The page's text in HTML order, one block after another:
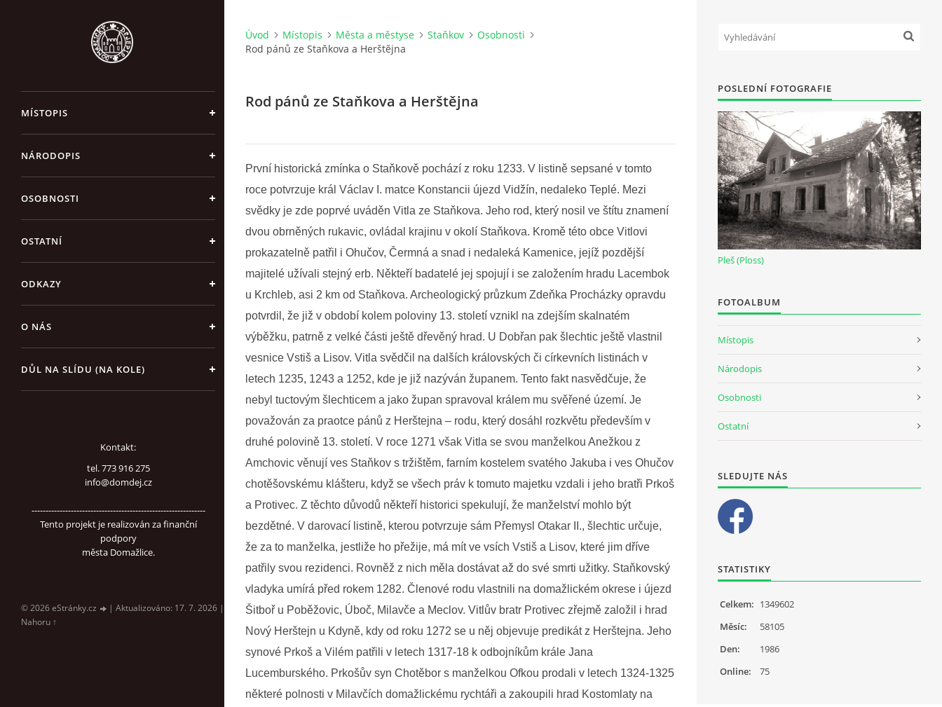
MÍSTOPIS
NÁRODOPIS
OSOBNOSTI
OSTATNÍ
ODKAZY
O NÁS
DŮL NA SLÍDU (NA KOLE)
Kontakt:
tel. 773 916 275
info@domdej.cz
--------------------------------------------------------------
Tento projekt je realizován za finanční
podpory
města Domažlice.
© 2026 eStránky.cz | Aktualizováno: 17. 7. 2026 |
Nahoru ↑
Úvod Místopis Města a městyse Staňkov
Osobnosti
Rod pánů ze Staňkova a Herštějna
Rod pánů ze Staňkova a Herštějna
První historická zmínka o Staňkově pochází z roku 1233. V listině sepsané v tomto
roce potvrzuje král Václav I. matce Konstancii újezd Vidžín, nedaleko Teplé. Mezi
svědky je zde poprvé uváděn Vitla ze Staňkova. Jeho rod, který nosil ve štítu znamení
dvou obrněných rukavic, ovládal krajinu v okolí Staňkova. Kromě této obce Vitlovi
prokazatelně patřil i Ohučov, Čermná a snad i nedaleká Kamenice, jejíž pozdější
majitelé užívali stejný erb. Někteří badatelé jej spojují i se založením hradu Lacembok
u Krchleb, asi 2 km od Staňkova. Archeologický průzkum Zdeňka Procházky opravdu
potvrdil, že již v období kolem poloviny 13. století vznikl na zdejším skalnatém
výběžku, patrně z velké části ještě dřevěný hrad. U Dobřan pak šlechtic ještě vlastnil
vesnice Vstiš a Lisov. Vitla svědčil na dalších královských či církevních listinách v
letech 1235, 1243 a 1252, kde je již nazýván županem. Tento fakt nasvědčuje, že
nebyl tuctovým šlechticem a jako župan spravoval králem mu svěřené území. Je
považován za praotce pánů z Herštejna – rodu, který dosáhl rozkvětu především v
druhé polovině 13. století. V roce 1271 však Vitla se svou manželkou Anežkou z
Amchovic věnují ves Staňkov s tržištěm, farním kostelem svatého Jakuba i ves Ohučov
chotěšovskému klášteru, když se všech práv k tomuto majetku vzdali i jeho bratři Prkoš
a Protivec. Z těchto důvodů někteří historici spekulují, že manželství mohlo být
bezdětné. V darovací listině, kterou potvrzuje sám Přemysl Otakar II., šlechtic určuje,
že za to manželka, jestliže ho přežije, má mít ve vsích Vstiš a Lisov, které jim dříve
patřily svou rezidenci. Rovněž z nich měla dostávat až do své smrti užitky. Staňkovský
vladyka umírá před rokem 1282. Členové rodu vlastnili na domažlickém okrese i újezd
Šitboř u Poběžovic, Úboč, Milavče a Meclov. Vitlův bratr Protivec zřejmě založil i hrad
Nový Herštejn u Kdyně, kdy od roku 1272 se u něj objevuje predikát z Herštejna. Jeho
synové Prkoš a Vilém patřili v letech 1317-18 k odbojníkům krále Jana
Lucemburského. Prkošův syn Chotěbor s manželkou Ofkou prodali v letech 1324-1325
některé polnosti v Milavčích domažlickému rychtáři a zakoupili hrad Kostomlaty na
POSLEDNÍ FOTOGRAFIE
Pleš (Ploss)
FOTOALBUM
Místopis
Národopis
Osobnosti
Ostatní
SLEDUJTE NÁS
STATISTIKY
Online: 75
Celkem: 1349602
Měsíc:
58105
Den:
1986